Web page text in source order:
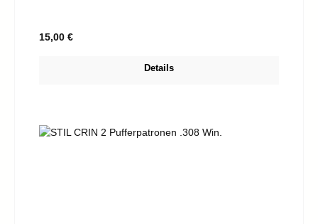
Regulärer Preis:
15,00 €
Details